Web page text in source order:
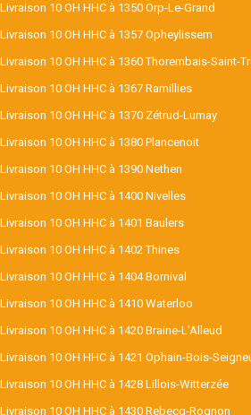
Livraison 10 OH HHC à 1350 Orp-Le-Grand
Livraison 10 OH HHC à 1357 Opheylissem
Livraison 10 OH HHC à 1360 Thorembais-Saint-
Livraison 10 OH HHC à 1367 Ramillies
Livraison 10 OH HHC à 1370 Zétrud-Lumay
Livraison 10 OH HHC à 1380 Plancenoit
Livraison 10 OH HHC à 1390 Nethen
Livraison 10 OH HHC à 1400 Nivelles
Livraison 10 OH HHC à 1401 Baulers
Livraison 10 OH HHC à 1402 Thines
Livraison 10 OH HHC à 1404 Bornival
Livraison 10 OH HHC à 1410 Waterloo
Livraison 10 OH HHC à 1420 Braine-L'Alleud
Livraison 10 OH HHC à 1421 Ophain-Bois-
Livraison 10 OH HHC à 1428 Lillois-Witterzée
Livraison 10 OH HHC à 1430 Rebecq-Rognon